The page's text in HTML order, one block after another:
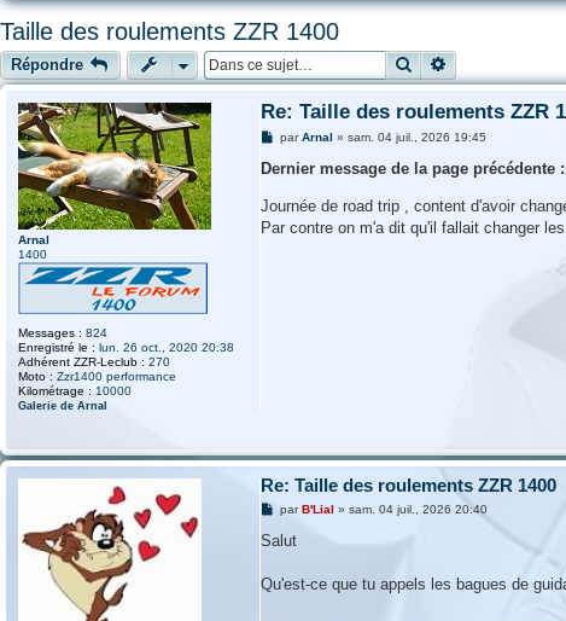
Taille des roulements ZZR 1400
Répondre Rechercher
Arnal
1400
Messages : 824
Enregistré le : lun. 26 oct., 2020 20:38
Adhérent ZZR-Leclub : 270
Moto : Zzr1400 performance
Kilométrage : 10000
Galerie de Arnal
Re: Taille des roulements ZZR
M
s
g
e
parArnal » sam. 04 juil., 2026 19:45
Dernier message de la page précédente :
Journée de road trip , content d'avoir
Par contre on m'a dit qu'il fallait changer
Re: Taille des roulements ZZR 1400
M
s
g
parB'Lial » sam. 04 juil., 2026 20:40
Salut
Qu'est-ce que tu appels les bagues de